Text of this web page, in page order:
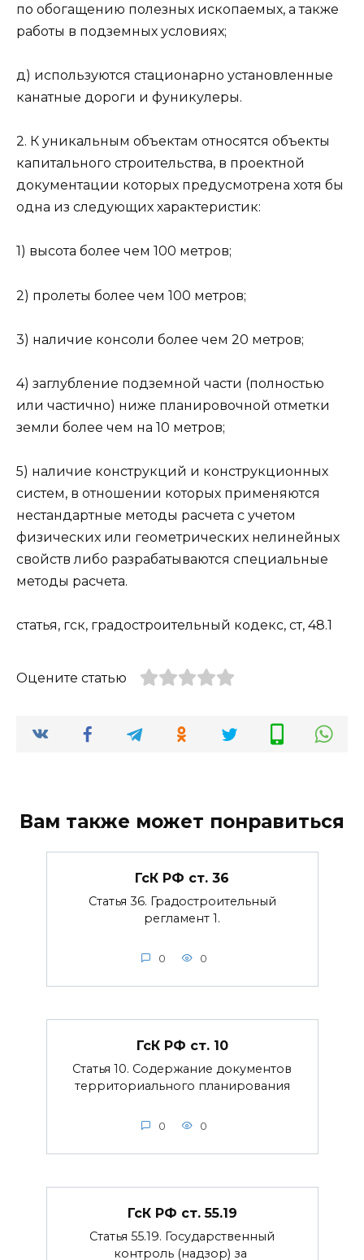
по обогащению полезных ископаемых, а также
работы в подземных условиях;
д) используются стационарно установленные
канатные дороги и фуникулеры.
2. К уникальным объектам относятся объекты
капитального строительства, в проектной
документации которых предусмотрена хотя бы
одна из следующих характеристик:
1) высота более чем 100 метров;
2) пролеты более чем 100 метров;
3) наличие консоли более чем 20 метров;
4) заглубление подземной части (полностью
или частично) ниже планировочной отметки
земли более чем на 10 метров;
5) наличие конструкций и конструкционных
систем, в отношении которых применяются
нестандартные методы расчета с учетом
физических или геометрических нелинейных
свойств либо разрабатываются специальные
методы расчета.
статья, гск, градостроительный кодекс, ст, 48.1
Оцените статью
Вам также может понравиться
ГсК РФ ст. 36
Статья 36. Градостроительный
регламент 1.
0 0
ГсК РФ ст. 10
Статья 10. Содержание документов
территориального планирования
0 0
ГсК РФ ст. 55.19
Статья 55.19. Государственный
контроль (надзор) за